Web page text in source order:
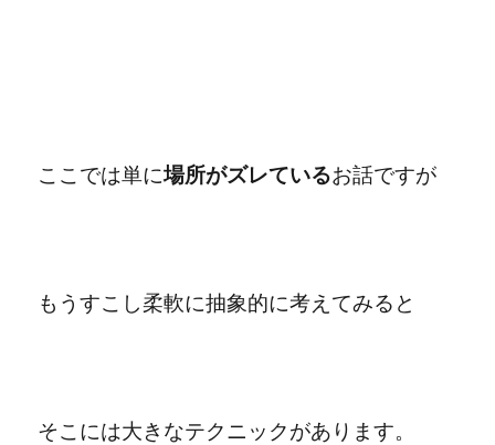
ここでは単に場所がズレているお話ですが
もうすこし柔軟に抽象的に考えてみると
そこには大きなテクニックがあります。